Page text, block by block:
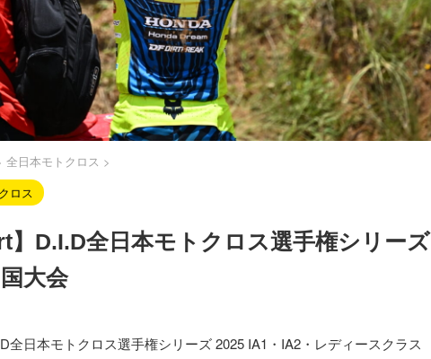
全日本モトクロス >
ロス
】D.I.D全日本モトクロス選手権シリーズ
大会
全日本モトクロス選手権シリーズ 2025 IA1・IA2・レディースクラス